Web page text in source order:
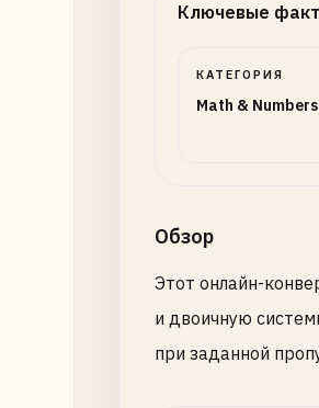
Ключевые
КАТЕГОРИЯ
Math & Numbers
Обзор
Этот онлайн-
и двоичную
при заданной